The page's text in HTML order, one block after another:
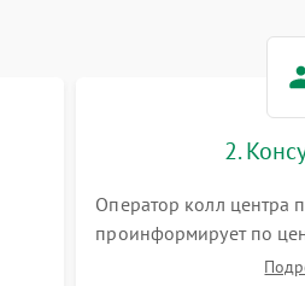
2.
Оператор колл центра
проинформирует по
телефона а также